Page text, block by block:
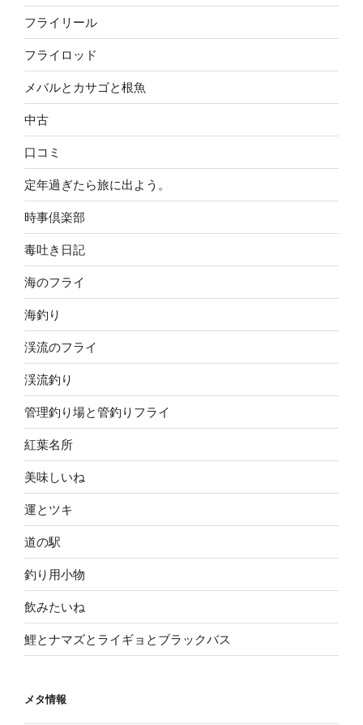
フライリール
フライロッド
メバルとカサゴと根魚
中古
口コミ
定年過ぎたら旅に出よう。
時事倶楽部
毒吐き日記
海のフライ
海釣り
渓流のフライ
渓流釣り
管理釣り場と管釣りフライ
紅葉名所
美味しいね
運とツキ
道の駅
釣り用小物
飲みたいね
鯉とナマズとライギョとブラックバス
メタ情報